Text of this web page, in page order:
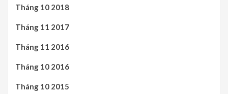
Tháng 10 2018
Tháng 11 2017
Tháng 11 2016
Tháng 10 2016
Tháng 10 2015